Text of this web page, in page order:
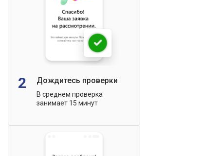
2 Дождитесь проверки
В среднем проверка
занимает 15 минут